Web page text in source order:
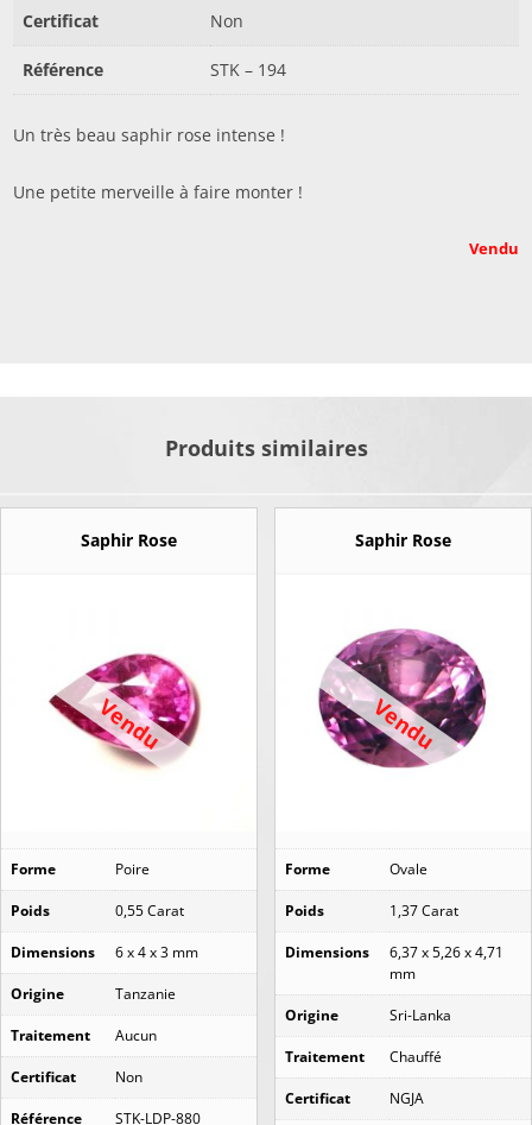
Certificat Non
Référence STK – 194
Un très beau saphir rose intense !
Une petite merveille à faire monter !
Vendu
Produits similaires
Saphir Rose
Vendu
Forme Poire
Poids 0,55 Carat
Dimensions 6 x 4 x 3 mm
Origine Tanzanie
Traitement Aucun
Certificat Non
Référence STK-LDP-880
Saphir Rose
Vendu
Forme Ovale
Poids 1,37 Carat
Dimensions
6,37 x 5,26 x 4,71
mm
Origine Sri-Lanka
Traitement Chauffé
Certificat NGJA